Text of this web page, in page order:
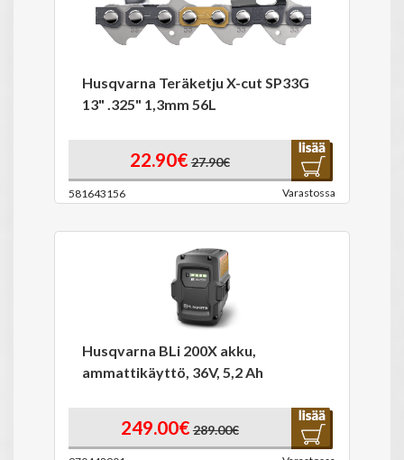
Husqvarna Teräketju X-cut SP33G
13" .325" 1,3mm 56L
22.90€ 27.90€
581643156 Varastossa
Husqvarna BLi 200X akku,
ammattikäyttö, 36V, 5,2 Ah
249.00€ 289.00€